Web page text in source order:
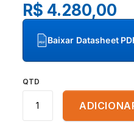
R$ 4.280,00
PDF Baixar Datasheet
QTD